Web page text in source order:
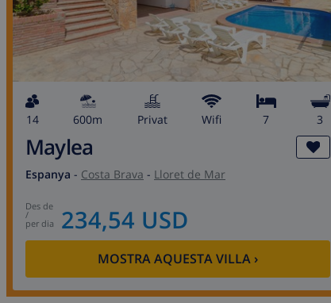
14 600m Privat wifi 7 3
Maylea
Espanya - Costa Brava - Lloret de Mar
des de
/
per dia 234,54 USD
MOSTRA AQUESTA VILLA ›